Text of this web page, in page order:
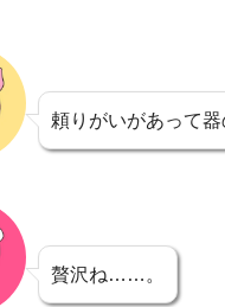
頼りがいがあって
贅沢ね……。